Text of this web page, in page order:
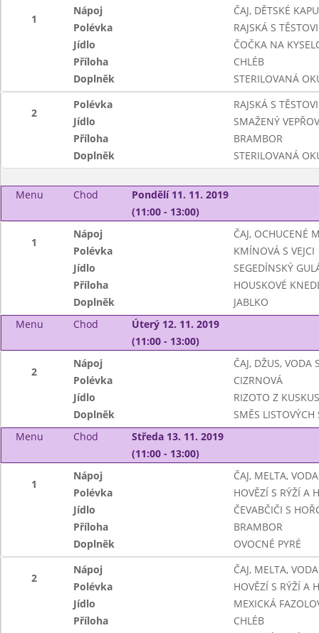
1
Nápoj
ČAJ, DĚTSKÉ
Polévka
RAJSKÁ S
Jídlo
ČOČKA NA
Příloha
CHLÉB
Doplněk
STERILOVANÁ
2
Polévka
RAJSKÁ S
Jídlo
SMAŽENÝ
Příloha
BRAMBOR
Doplněk
STERILOVANÁ
Menu Chod
Pondělí 11. 11. 2019
(11:00 - 13:00)
1
Nápoj
ČAJ, OCHUCENÉ
Polévka
KMÍNOVÁ S VEJCI
Jídlo
SEGEDÍNSKÝ
Příloha
HOUSKOVÉ
Doplněk
JABLKO
Menu
Chod
Úterý 12. 11. 2019
(11:00 - 13:00)
2
Nápoj
ČAJ, DŽUS, VODA
Polévka
CIZRNOVÁ
Jídlo
RIZOTO Z
Doplněk
SMĚS
Menu
Chod
Středa 13. 11. 2019
(11:00 - 13:00)
1
Nápoj
ČAJ, MELTA, VODA
Polévka
HOVĚZÍ S RÝŽÍ A
Jídlo
ČEVABČIČI S
Příloha
BRAMBOR
Doplněk
OVOCNÉ PYRÉ
2
Nápoj
ČAJ, MELTA, VODA
Polévka
HOVĚZÍ S RÝŽÍ A
Jídlo
MEXICKÁ
Příloha
CHLÉB